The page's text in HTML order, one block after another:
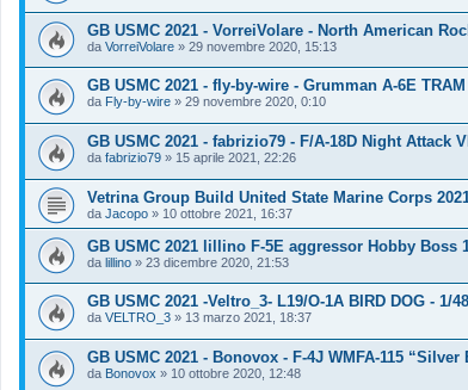
GB USMC 2021 - VorreiVolare - North American
da VorreiVolare » 29 novembre 2020, 15:13
GB USMC 2021 - fly-by-wire - Grumman A-6E
da Fly-by-wire » 29 novembre 2020, 0:10
GB USMC 2021 - fabrizio79 - F/A-18D Night Attack
da fabrizio79 » 15 aprile 2021, 22:26
Vetrina Group Build United State Marine Corps
da Jacopo » 10 ottobre 2021, 16:37
GB USMC 2021 lillino F-5E aggressor Hobby Boss
da lillino » 23 dicembre 2020, 21:53
GB USMC 2021 -Veltro_3- L19/O-1A BIRD DOG - 1/
da VELTRO_3 » 13 marzo 2021, 18:37
GB USMC 2021 - Bonovox - F-4J WMFA-115
da Bonovox » 10 ottobre 2020, 12:48